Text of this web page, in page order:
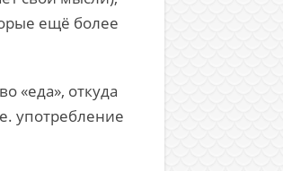
ещё более
«еда», откуда
употребление